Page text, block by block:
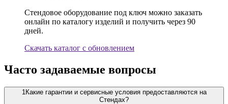
Стендовое оборудование под ключ можно заказать
онлайн по каталогу изделий и получить через 90
дней.
Скачать каталог с обновлением
Часто задаваемые вопросы
1 Какие гарантии и сервисные условия предоставляются на
Стендах?